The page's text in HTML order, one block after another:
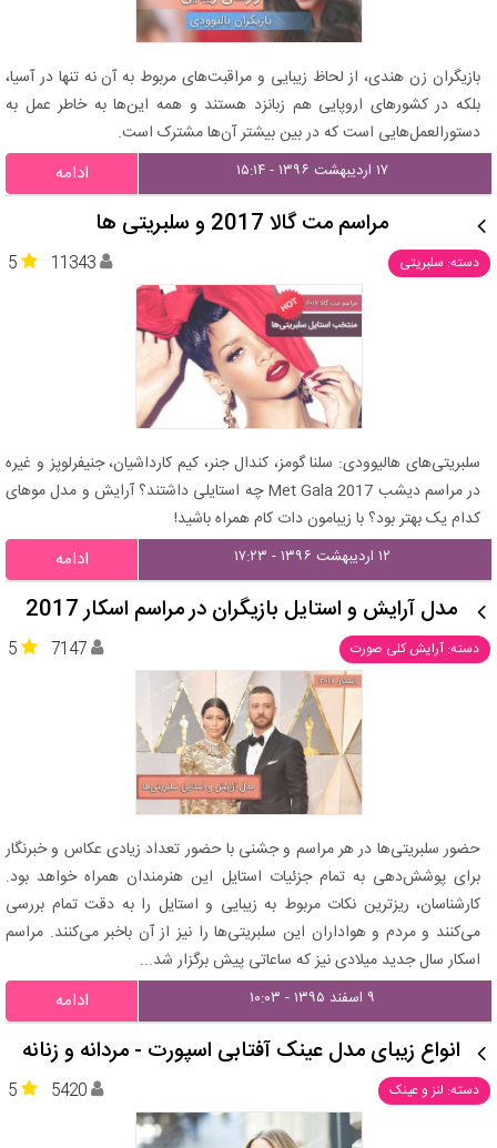
بازیگران زن هندی، از لحاظ زیبایی و مراقبت‌های مربوط به آن نه تنها در آسیا،
بلکه در کشورهای اروپایی هم زبانزد هستند و همه این‌ها به خاطر عمل به
دستور‌العمل‌هایی است که در بین بیشتر آن‌ها مشترک است.
۱۷ اردیبهشت ۱۳۹۶ - ۱۵:۱۴ ادامه
مراسم مت گالا 2017 و سلبریتی ها
دسته: سلبریتی 5 11343
سلبریتی‌های هالیوودی: سلنا گومز، کندال جنر، کیم کارداشیان، جنیفرلوپز و غیره
در مراسم دیشب Met Gala 2017 چه استایلی داشتند؟ آرایش و مدل موهای
کدام یک بهتر بود؟ با زیبامون دات کام همراه باشید!
۱۲ اردیبهشت ۱۳۹۶ - ۱۷:۲۳ ادامه
مدل آرایش و استایل بازیگران در مراسم اسکار 2017
دسته: آرایش کلی صورت 5 7147
حضور سلبریتی‌ها در هر مراسم و جشنی با حضور تعداد زیادی عکاس و خبرنگار
برای پوشش‌دهی به تمام جزئیات استایل این هنرمندان همراه خواهد بود.
کارشناسان، ریزترین نکات مربوط به زیبایی و استایل را به دقت تمام بررسی
می‌کنند و مردم و هواداران این سلبریتی‌ها را نیز از آن باخبر می‌کنند. مراسم
اسکار سال جدید میلادی نیز که ساعاتی پیش برگزار شد...
۹ اسفند ۱۳۹۵ - ۱۰:۰۳ ادامه
انواع زیبای مدل عینک‌ آفتابی اسپورت - مردانه و زنانه
دسته: لنز و عینک 5 5420